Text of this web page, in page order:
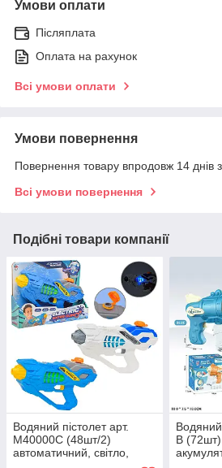
Умови оплати
Післяплата
Оплата на рахунок
Всі умови оплати
Умови повернення
Повернення товару впродовж 14 днів
Всі умови повернення
Подібні товари компанії
Водяний пістолет арт.
M40000C (48шт/2)
автоматичний, світло,
Водяний
B